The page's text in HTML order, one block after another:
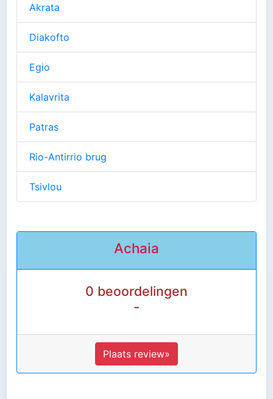
Akrata
Diakofto
Egio
Kalavrita
Patras
Rio-Antirrio brug
Tsivlou
Achaia
0 beoordelingen
-
Plaats review»